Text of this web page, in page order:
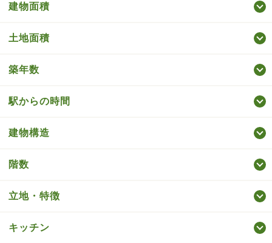
建物面積
土地面積
築年数
駅からの時間
建物構造
階数
立地・特徴
キッチン